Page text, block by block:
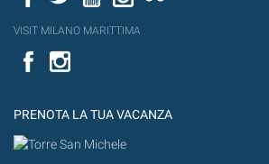
VISIT MILANO MARITTIMA
Facebook
PRENOTA LA TUA VACANZA